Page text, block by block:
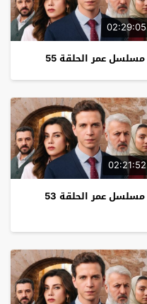
02:29:05
مسلسل عمر الحلقة 55
02:21:52
مسلسل عمر الحلقة 53